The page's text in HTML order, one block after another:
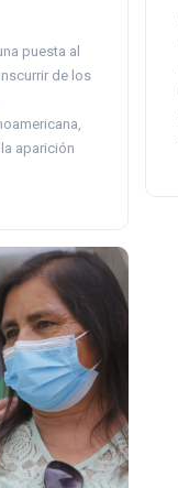
puesta al
de los
aparición